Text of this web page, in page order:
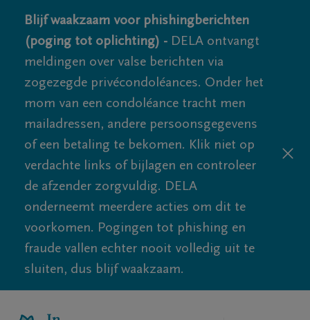
Blijf waakzaam voor phishingberichten
(poging tot oplichting) - DELA ontvangt
meldingen over valse berichten via
zogezegde privécondoléances. Onder het
mom van een condoléance tracht men
mailadressen, andere persoonsgegevens
of een betaling te bekomen. Klik niet op
verdachte links of bijlagen en controleer
de afzender zorgvuldig. DELA
onderneemt meerdere acties om dit te
voorkomen. Pogingen tot phishing en
fraude vallen echter nooit volledig uit te
sluiten, dus blijf waakzaam.